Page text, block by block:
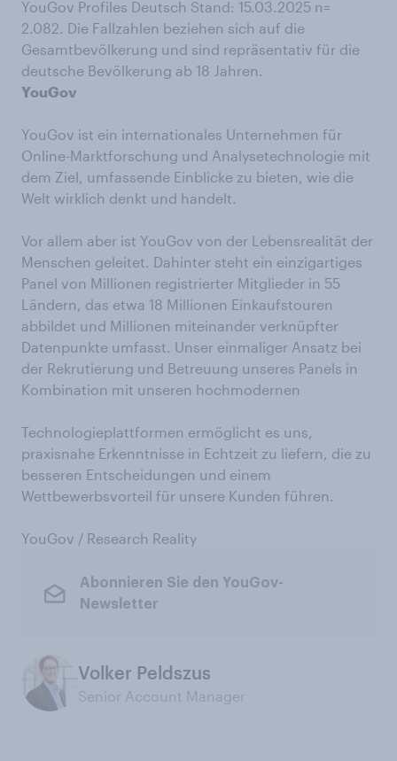
YouGov Profiles Deutsch Stand: 15.03.2025 n=
2.082. Die Fallzahlen beziehen sich auf die
Gesamtbevölkerung und sind repräsentativ für die
deutsche Bevölkerung ab 18 Jahren.
YouGov
YouGov ist ein internationales Unternehmen für
Online-Marktforschung und Analysetechnologie mit
dem Ziel, umfassende Einblicke zu bieten, wie die
Welt wirklich denkt und handelt.
Vor allem aber ist YouGov von der Lebensrealität der
Menschen geleitet. Dahinter steht ein einzigartiges
Panel von Millionen registrierter Mitglieder in 55
Ländern, das etwa 18 Millionen Einkaufstouren
abbildet und Millionen miteinander verknüpfter
Datenpunkte umfasst. Unser einmaliger Ansatz bei
der Rekrutierung und Betreuung unseres Panels in
Kombination mit unseren hochmodernen
Technologieplattformen ermöglicht es uns,
praxisnahe Erkenntnisse in Echtzeit zu liefern, die zu
besseren Entscheidungen und einem
Wettbewerbsvorteil für unsere Kunden führen.
YouGov / Research Reality
Abonnieren Sie den YouGov-
Newsletter
Volker Peldszus
Senior Account Manager